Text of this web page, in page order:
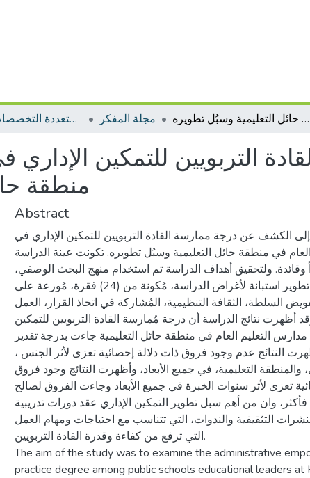
مجلات متعددة التخصصات والمجالات مجلة المفكر درجة ممارسة القادة التربويين للتمكين الإداري في مدارس التعليم العام في منطقة حائل التعليمية وسبُل تطويره
التربويين للتمكين
منطقة
Abstract
الكشف عن درجة ممارسة القادة التربويين للتمكين الإداري في
في منطقة حائل التعليمية وسبُل تطويره. تكونت عينة الدراسة
قائداً وقائدة. ولتحقيق أهداف الدراسة تم استخدام منهج البحث الوصفي،
وذلك من خلال تطوير استبانة لأغراض الدراسة، مُكونة من (24) فقرة، مُوزعة على
السلطة، الثقافة التنظيمية، المُشاركة في اتخاذ القرار، العمل
أظهرت نتائج الدراسة أن درجة مُمارسة القادة التربويين للتمكين
مدارس التعليم العام في منطقة حائل التعليمية جاءت بدرجة تقدير
النتائج عدم وجود فروق ذات دلالة إحصائية تعزى لأثر الجنس ،
والمنطقة التعليمية، في جميع الأبعاد، وأظهرت النتائج وجود فروق
تعزى لأثر سنوات الخبرة في جميع الأبعاد وجاءت الفروق لصالح
فأكثر، وان من أهم سبل تطوير التمكين الإداري عقد دورات تدريبية
التثقيفية والندوات، التي تتناسب مع احتياجات ومهام العمل
التي ترفع من كفاءة وقدرة القادة التربويين.
The aim of the study was to examine the administrative
practice degree among public schools educational leaders at